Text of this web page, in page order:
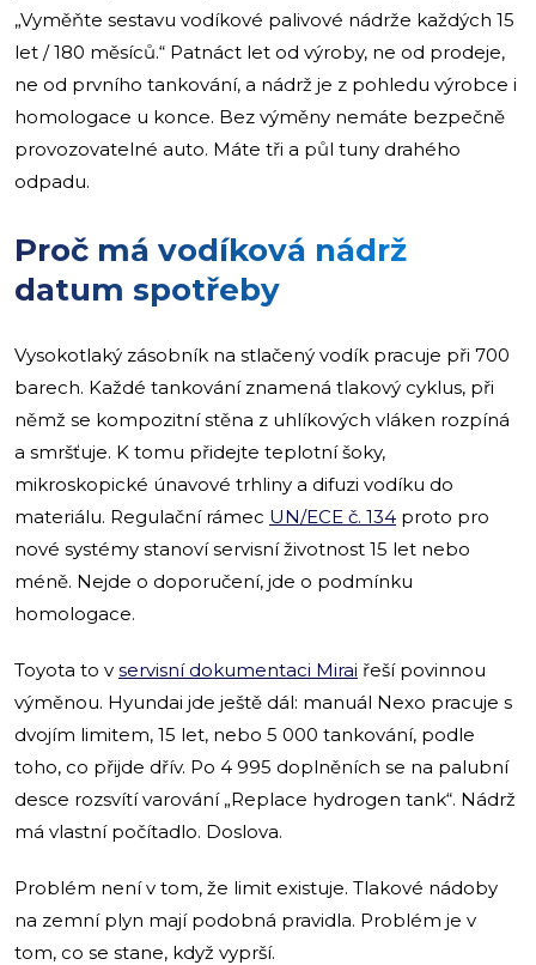
„Vyměňte sestavu vodíkové palivové nádrže každých 15
let / 180 měsíců.“ Patnáct let od výroby, ne od prodeje,
ne od prvního tankování, a nádrž je z pohledu výrobce i
homologace u konce. Bez výměny nemáte bezpečně
provozovatelné auto. Máte tři a půl tuny drahého
odpadu.
Proč má vodíková nádrž
datum spotřeby
Vysokotlaký zásobník na stlačený vodík pracuje při 700
barech. Každé tankování znamená tlakový cyklus, při
němž se kompozitní stěna z uhlíkových vláken rozpíná
a smršťuje. K tomu přidejte teplotní šoky,
mikroskopické únavové trhliny a difuzi vodíku do
materiálu. Regulační rámec UN/ECE č. 134 proto pro
nové systémy stanoví servisní životnost 15 let nebo
méně. Nejde o doporučení, jde o podmínku
homologace.
Toyota to v servisní dokumentaci Mirai řeší povinnou
výměnou. Hyundai jde ještě dál: manuál Nexo pracuje s
dvojím limitem, 15 let, nebo 5 000 tankování, podle
toho, co přijde dřív. Po 4 995 doplněních se na palubní
desce rozsvítí varování „Replace hydrogen tank“. Nádrž
má vlastní počítadlo. Doslova.
Problém není v tom, že limit existuje. Tlakové nádoby
na zemní plyn mají podobná pravidla. Problém je v
tom, co se stane, když vyprší.